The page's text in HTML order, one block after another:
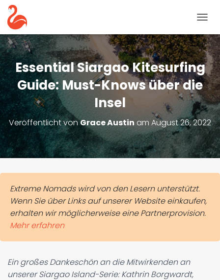
A
V
I
G
A
T
I
O
N
U
M
S
C
H
L
N
Essential Siargao Kitesurfing
Guide: Must-Knows über die
Insel
Veröffentlicht vonGrace Austin am August 26, 2022
Extreme Nomads wird von den Lesern unterstützt.
Wenn Sie über Links auf unserer Website einkaufen,
erhalten wir möglicherweise eine Partnerprovision.
Mehr erfahren
Ein großes Dankeschön an die Mitwirkenden an
unserer Siargao Island-Serie: Kathrin Borgwardt,